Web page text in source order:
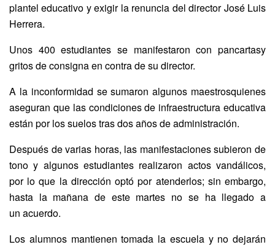
plantel educativo y exigir la renuncia del director José Luis
Herrera.
Unos 400 estudiantes se manifestaron con pancartasy
gritos de consigna en contra de su director.
A la inconformidad se sumaron algunos maestrosquienes
aseguran que las condiciones de infraestructura educativa
están por los suelos tras dos años de administración.
Después de varias horas, las manifestaciones subieron de
tono y algunos estudiantes realizaron actos vandálicos,
por lo que la dirección optó por atenderlos; sin embargo,
hasta la mañana de este martes no se ha llegado a
un acuerdo.
Los alumnos mantienen tomada la escuela y no dejarán